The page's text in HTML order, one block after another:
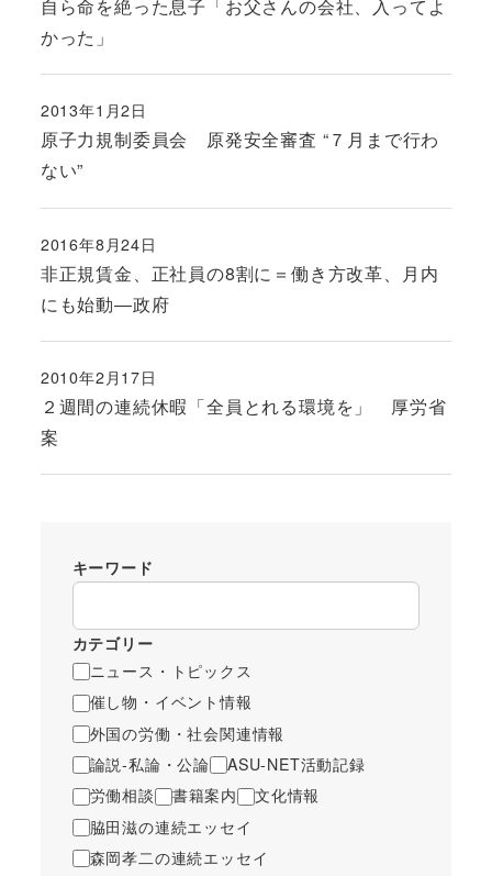
自ら命を絶った息子「お父さんの会社、入ってよ
かった」
原子力規制委員会 原発安全審査 “７月まで行わ
ない”
投稿日
2013年1月2日
非正規賃金、正社員の8割に＝働き方改革、月内
にも始動―政府
投稿日
2016年8月24日
２週間の連続休暇「全員とれる環境を」 厚労省
案
投稿日
2010年2月17日
キーワード
カテゴリー
ニュース・トピックス
催し物・イベント情報
外国の労働・社会関連情報
論説-私論・公論
ASU-NET活動記録
労働相談
書籍案内
文化情報
脇田滋の連続エッセイ
森岡孝二の連続エッセイ